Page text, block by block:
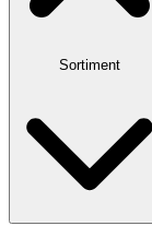
Sortiment